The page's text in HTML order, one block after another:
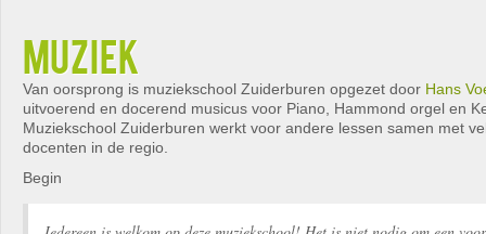
muziek
Van oorsprong is muziekschool Zuiderburen opgezet door Hans
uitvoerend en docerend musicus voor Piano, Hammond orgel en
Muziekschool Zuiderburen werkt voor andere lessen samen met
docenten in de regio.
Begin